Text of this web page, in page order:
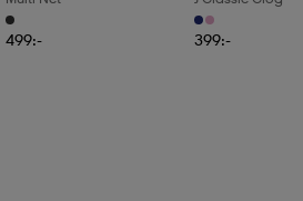
499:- 399:-